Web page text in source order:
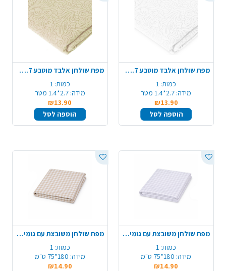
מפת שולחן אלבד מוטבע 1.4X2.7 מ' - לבן
כמות: 1
מידה: 2.7*1.4 מטר
₪13.90
הוספה לסל
מפת שולחן אלבד מוטבע 1.4X2.7 מ' - קרם
כמות: 1
מידה: 2.7*1.4 מטר
₪13.90
הוספה לסל
מפת שולחן משובצת עם גומי - כסף
כמות: 1
מידה: 180*75 ס"מ
₪14.90
מפת שולחן משובצת עם גומי - זהב
כמות: 1
מידה: 180*75 ס"מ
₪14.90